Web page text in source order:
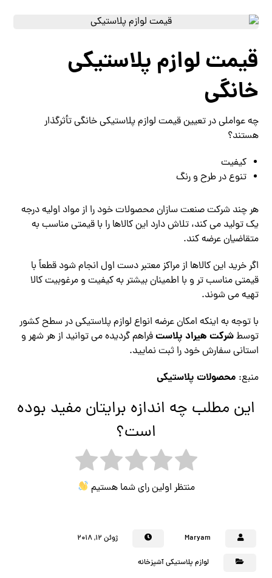
قیمت لوازم پلاستیکی
خانگی
چه عواملی در تعیین قیمت لوازم پلاستیکی خانگی تأثرگذار
هستند؟
کیفیت
تنوع در طرح و رنگ
هر چند شرکت صنعت سازان محصولات خود را از مواد اولیه درجه
یک تولید می کند، تلاش دارد این کالاها را با قیمتی مناسب به
متقاضیان عرضه کند.
اگر خرید این کالاها از مراکز معتبر دست اول انجام شود قطعاً با
قیمتی مناسب تر و با اطمینان بیشتر به کیفیت و مرغوبیت کالا
تهیه می شوند.
با توجه به اینکه امکان عرضه انواع لوازم پلاستیکی در سطح کشور
توسطشرکت هیراد پلاستفراهم گردیده می توانید از هر شهر و
استانی سفارش خود را ثبت نمایید.
منبع: محصولات پلاستیکی
این مطلب چه اندازه برایتان مفید بوده
است؟
منتظر اولین رای شما هستیم
Maryam ژوئن ۱۲, ۲۰۱۸
لوازم پلاستیکی آشپزخانه